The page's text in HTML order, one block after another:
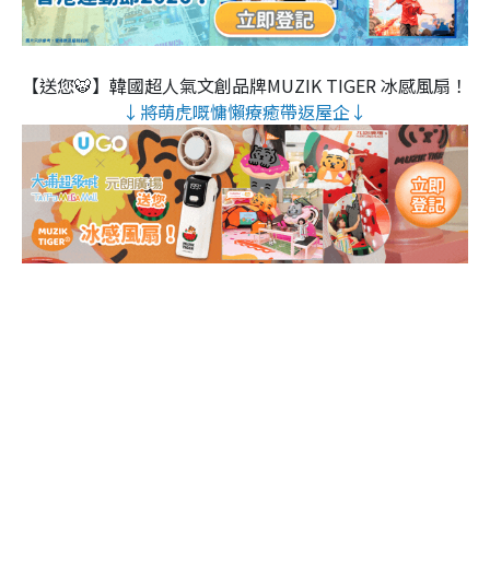
【送您🐯】韓國超人氣文創品牌MUZIK TIGER 冰感風扇！
↓將萌虎嘅慵懶療癒帶返屋企↓